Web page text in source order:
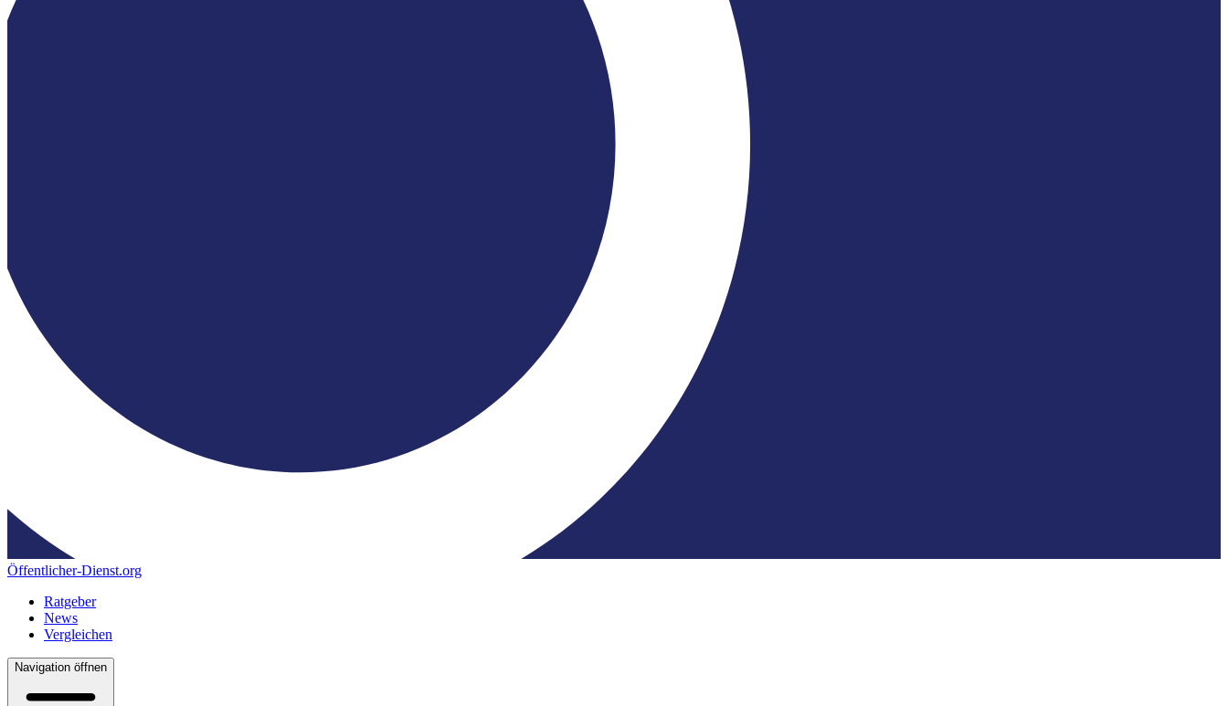
Öffentlicher-Dienst.org
Ratgeber
News
Vergleichen
Navigation öffnen